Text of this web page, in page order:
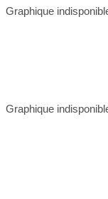
Graphique
Graphique